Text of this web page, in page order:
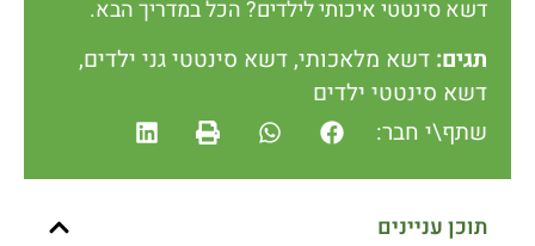
דשא סינטטי איכותי לילדים? הכל במדריך הבא.
תגים: דשא מלאכותי,דשא סינטטי גני ילדים,
דשא סינטטי ילדים
שתף\י חבר:
תוכן עניינים